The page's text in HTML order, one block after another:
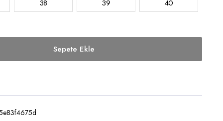
38 39 40
Sepete Ekle